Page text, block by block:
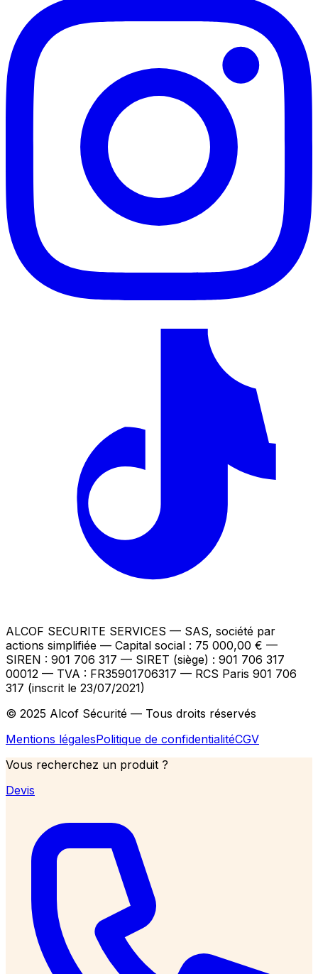
ALCOF SECURITE SERVICES — SAS, société par
actions simplifiée — Capital social : 75 000,00 € —
SIREN : 901 706 317 — SIRET (siège) : 901 706 317
00012 — TVA : FR35901706317 — RCS Paris 901 706
317 (inscrit le 23/07/2021)
© 2025 Alcof Sécurité — Tous droits réservés
Mentions légalesPolitique de confidentialitéCGV
Vous recherchez un produit ?
Devis